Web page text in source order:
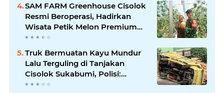
SAM FARM Greenhouse Cisolok
Resmi Beroperasi, Hadirkan
Wisata Petik Melon Premium
dan Edukasi Pertanian Modern
Truk Bermuatan Kayu Mundur
Lalu Terguling di Tanjakan
Cisolok Sukabumi, Polisi:
Diduga Tak Kuat Menanjak